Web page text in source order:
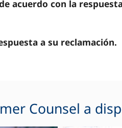
acuerdo con la
a su reclamación.
Counsel a